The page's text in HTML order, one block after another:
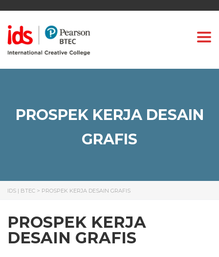
PROSPEK KERJA DESAIN
GRAFIS
IDS | BTEC > PROSPEK KERJA DESAIN GRAFIS
PROSPEK KERJA
DESAIN GRAFIS